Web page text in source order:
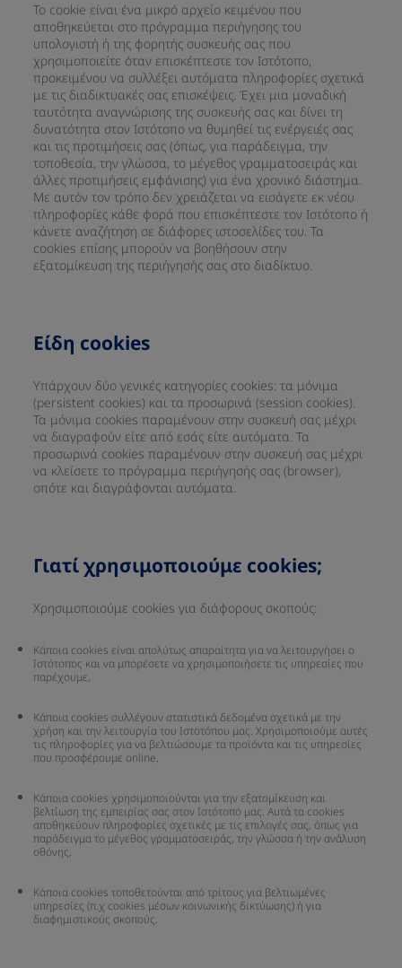
Το cookie είναι ένα μικρό αρχείο κειμένου που
αποθηκεύεται στο πρόγραμμα περιήγησης του
υπολογιστή ή της φορητής συσκευής σας που
χρησιμοποιείτε όταν επισκέπτεστε τον Ιστότοπο,
προκειμένου να συλλέξει αυτόματα πληροφορίες σχετικά
με τις διαδικτυακές σας επισκέψεις. Έχει μια μοναδική
ταυτότητα αναγνώρισης της συσκευής σας και δίνει τη
δυνατότητα στον Ιστότοπο να θυμηθεί τις ενέργειές σας
και τις προτιμήσεις σας (όπως, για παράδειγμα, την
τοποθεσία, την γλώσσα, το μέγεθος γραμματοσειράς και
άλλες προτιμήσεις εμφάνισης) για ένα χρονικό διάστημα.
Με αυτόν τον τρόπο δεν χρειάζεται να εισάγετε εκ νέου
πληροφορίες κάθε φορά που επισκέπτεστε τον Ιστότοπο ή
κάνετε αναζήτηση σε διάφορες ιστοσελίδες του. Τα
cookies επίσης μπορούν να βοηθήσουν στην
εξατομίκευση της περιήγησής σας στο διαδίκτυο.
Είδη cookies
Υπάρχουν δύο γενικές κατηγορίες cookies: τα μόνιμα
(persistent cookies) και τα προσωρινά (session cookies).
Τα μόνιμα cookies παραμένουν στην συσκευή σας μέχρι
να διαγραφούν είτε από εσάς είτε αυτόματα. Τα
προσωρινά cookies παραμένουν στην συσκευή σας μέχρι
να κλείσετε το πρόγραμμα περιήγησής σας (browser),
οπότε και διαγράφονται αυτόματα.
Γιατί χρησιμοποιούμε cookies;
Χρησιμοποιούμε cookies για διάφορους σκοπούς:
Κάποια cookies είναι απολύτως απαραίτητα για να λειτουργήσει ο
Ιστότοπος και να μπορέσετε να χρησιμοποιήσετε τις υπηρεσίες που
παρέχουμε,
Κάποια cookies συλλέγουν στατιστικά δεδομένα σχετικά με την
χρήση και την λειτουργία του Ιστοτόπου μας. Χρησιμοποιούμε αυτές
τις πληροφορίες για να βελτιώσουμε τα προϊόντα και τις υπηρεσίες
που προσφέρουμε online,
Κάποια cookies χρησιμοποιούνται για την εξατομίκευση και
βελτίωση της εμπειρίας σας στον Ιστότοπό μας. Αυτά τα cookies
αποθηκεύουν πληροφορίες σχετικές με τις επιλογές σας, όπως για
παράδειγμα το μέγεθος γραμματοσειράς, την γλώσσα ή την ανάλυση
οθόνης,
Κάποια cookies τοποθετούνται από τρίτους για βελτιωμένες
υπηρεσίες (π.χ cookies μέσων κοινωνικής δικτύωσης) ή για
διαφημιστικούς σκοπούς.